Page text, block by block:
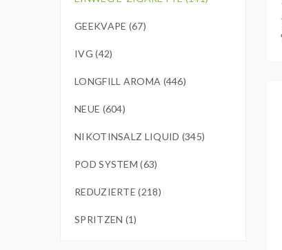
GEEKVAPE (67)
IVG (42)
LONGFILL AROMA (446)
NEUE (604)
NIKOTINSALZ LIQUID (345)
POD SYSTEM (63)
REDUZIERTE (218)
SPRITZEN (1)